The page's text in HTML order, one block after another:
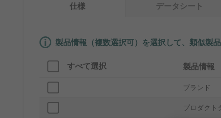
仕様 データシート
製品情報（複数選択可）を選択して、類似製
すべて選択 製品情報
ブランド
プロダクト